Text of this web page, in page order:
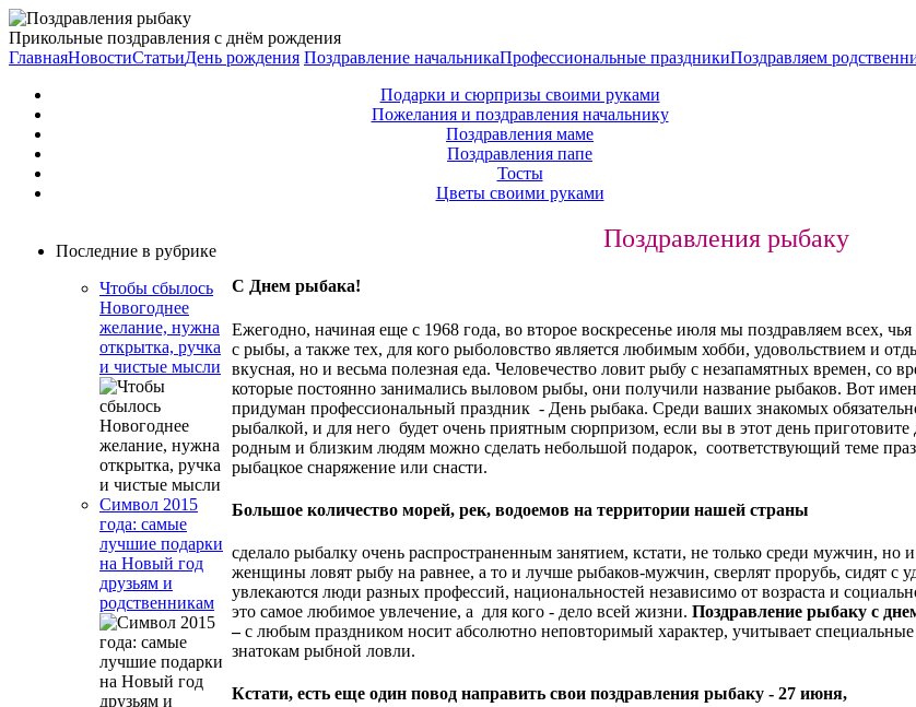
Прикольные поздравления с днём рождения
ГлавнаяНовостиСтатьиДень рождения Поздравление начальникаПрофессиональные праздникиПоздравляем
Подарки и сюрпризы своими руками
Пожелания и поздравления начальнику
Поздравления маме
Поздравления папе
Тосты
Цветы своими руками
Последние в рубрике
Чтобы сбылось
Новогоднее
желание, нужна
открытка, ручка
и чистые мысли
Символ 2015
года: самые
лучшие подарки
на Новый год
друзьям и
родственникам
Поздравления рыбаку
С Днем рыбака!
Ежегодно, начиная еще с 1968 года, во второе воскресенье июля мы поздравляем всех,
с рыбы, а также тех, для кого рыболовство является любимым хобби, удовольствием и
вкусная, но и весьма полезная еда. Человечество ловит рыбу с незапамятных времен, со
которые постоянно занимались выловом рыбы, они получили название рыбаков. Вот
придуман профессиональный праздник - День рыбака. Среди ваших знакомых обязательно
рыбалкой, и для него будет очень приятным сюрпризом, если вы в этот день приготовите
родным и близким людям можно сделать небольшой подарок, соответствующий теме
рыбацкое снаряжение или снасти.
Большое количество морей, рек, водоемов на территории нашей страны
сделало рыбалку очень распространенным занятием, кстати, не только среди мужчин, но
женщины ловят рыбу на равнее, а то и лучше рыбаков-мужчин, сверлят прорубь, сидят с
увлекаются люди разных профессий, национальностей независимо от возраста и
это самое любимое увлечение, а для кого - дело всей жизни. Поздравление рыбаку с
–с любым праздником носит абсолютно неповторимый характер, учитывает
знатокам рыбной ловли.
Кстати, есть еще один повод направить свои поздравления рыбаку - 27 июня,